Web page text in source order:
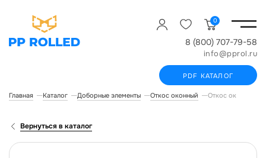
0
8 (800) 707-79-58
info@pprol.ru
PDF КАТАЛОГ
Главная Каталог Доборные элементы Откос оконный Откос оконный,
Вернуться в каталог